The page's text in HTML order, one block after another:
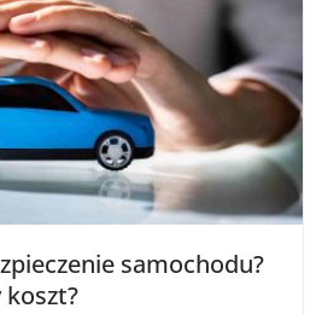
samochodu?
koszt?